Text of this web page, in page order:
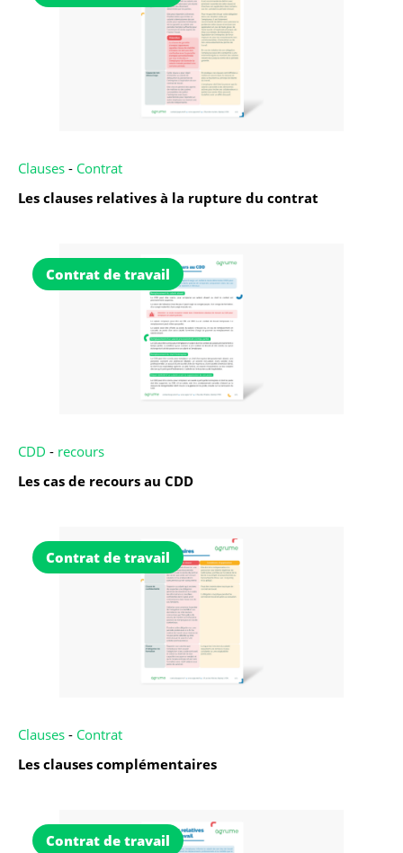
Clauses - Contrat
Les clauses relatives à la rupture du contrat
Contrat de travail
CDD - recours
Les cas de recours au CDD
Contrat de travail
Clauses - Contrat
Les clauses complémentaires
Contrat de travail